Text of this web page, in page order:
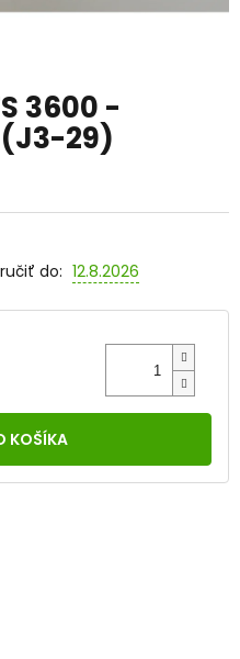
3600 -
29)
do: 12.8.2026
KOŠÍKA